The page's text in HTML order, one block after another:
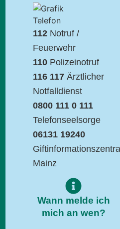
112Notruf /
Feuerwehr
110Polizeinotruf
116 117Ärztlicher
Notfalldienst
0800 111 0 111
Telefonseelsorge
06131 19240
Mainz
Wann melde ich
mich an wen?